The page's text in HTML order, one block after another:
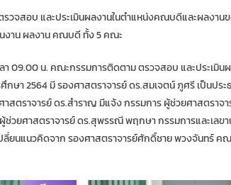
วจสอบ และประเมินผลงานในตำแหน่งคณบดีและผลงาน
งาน ผลงาน คณบดี ทั้ง 5 คณะ
ลา 09.00 น. คณะกรรมการติดตาม ตรวจสอบ และประเ
ศึกษา 2564 มี รองศาสตราจารย์ ดร.สมเจตน์ ภูศรี เป็น
สตราจารย์ ดร.สำราญ มีแจ้ง กรรมการ ผู้ช่วยศาสตราจ
ช่วยศาสตราจารย์ ดร.สุพรรณี พฤกษา กรรมการและเลข
ลี่ยนแนวคิดจาก รองศาสตราจารย์ศักดิ์ชาย พวงจันทร์ ค